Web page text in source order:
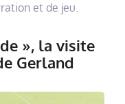
et de jeu.
», la visite
Gerland